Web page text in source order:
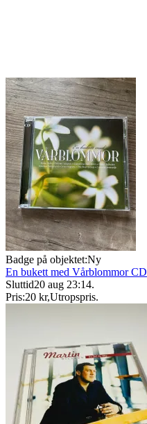
Badge på objektet:Ny
En bukett med Vårblommor CD
Sluttid20 aug 23:14.
Pris:20 kr,Utropspris.